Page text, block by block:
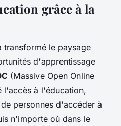
grâce à la
transformé le paysage
d'apprentissage
(Massive Open Online
l'accès à l'éducation,
personnes d'accéder à
n'importe où dans le